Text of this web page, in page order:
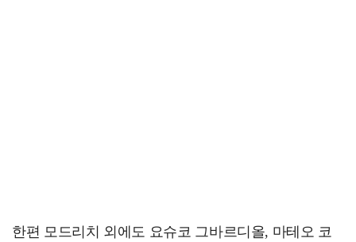
한편 모드리치 외에도 요슈코 그바르디올, 마테오 코